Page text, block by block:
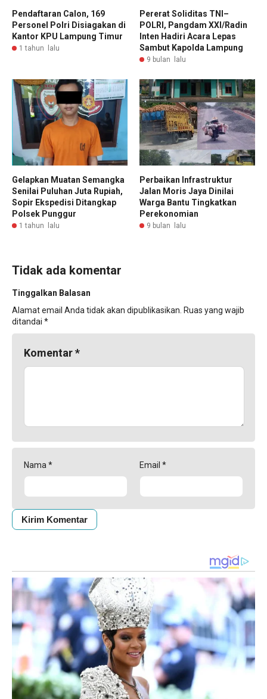
Pendaftaran Calon, 169
Personel Polri Disiagakan di
Kantor KPU Lampung Timur
1 tahun lalu
Pererat Soliditas TNI–
POLRI, Pangdam XXI/Radin
Inten Hadiri Acara Lepas
Sambut Kapolda Lampung
9 bulan lalu
Gelapkan Muatan Semangka
Senilai Puluhan Juta Rupiah,
Sopir Ekspedisi Ditangkap
Polsek Punggur
1 tahun lalu
Perbaikan Infrastruktur
Jalan Moris Jaya Dinilai
Warga Bantu Tingkatkan
Perekonomian
9 bulan lalu
Tidak ada komentar
Tinggalkan Balasan
Alamat email Anda tidak akan dipublikasikan. Ruas yang wajib
ditandai *
Komentar*
Nama * Email *